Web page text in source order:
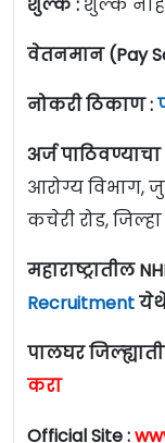
शुल्क : शुल्क
वेतनमान (Pay
नोकरी ठिकाण :
अर्ज पाठिवण्याचा
आरोग्य विभाग,
कचेरी रोड,
महाराष्ट्रातील
Recruitment
पालघर
करा